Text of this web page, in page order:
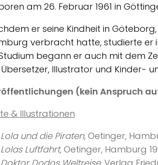
am 26. Februar 1961 in
er seine Kindheit in
verbracht hatte, studierte er
begann er auch mit dem
Illustrator und Kinder-
(kein Anspruch
& Illustrationen
Lola und die Piraten, Oetinger,
Lolas Luftfahrt, Oetinger, Hamburg